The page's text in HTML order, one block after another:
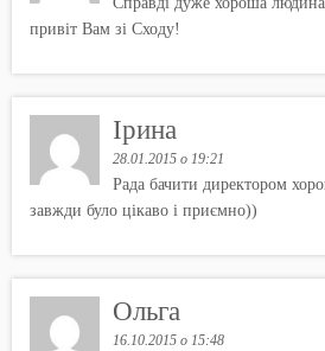
привіт Вам зі Сходу!
Ірина
28.01.2015 о 19:21
Рада бачити директором
завжди було цікаво і приємно))
Ольга
16.10.2015 о 15:48